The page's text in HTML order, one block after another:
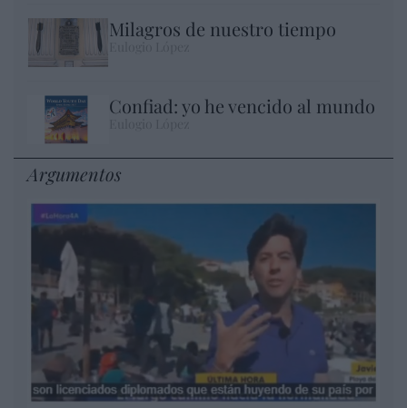
Milagros de nuestro tiempo
Confiad: yo he vencido al mundo
Argumentos